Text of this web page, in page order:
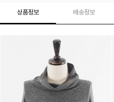
상품정보 배송정보